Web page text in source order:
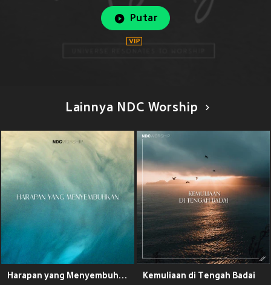
Putar
Lainnya NDC Worship
Harapan yang Menyembuhkan Kemuliaan di Tengah Badai